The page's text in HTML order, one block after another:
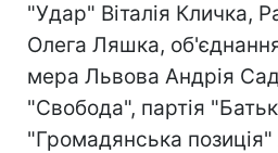
"Удар" Віталія Кличка,
Олега Ляшка,
мера Львова Андрія
"Свобода", партія
"Громадянська позиція"